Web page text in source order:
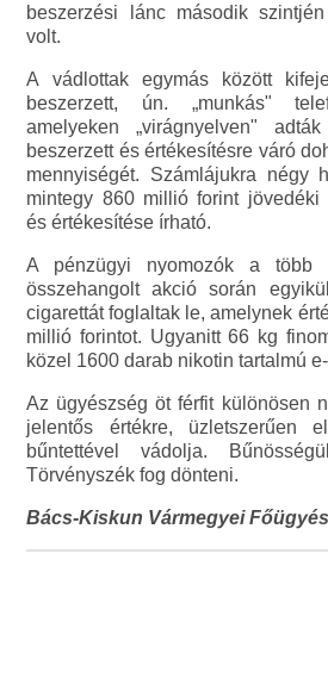
beszerzési lánc második
volt.
A vádlottak egymás között
beszerzett, ún. „munkás"
amelyeken „virágnyelven"
beszerzett és értékesítésre váró
mennyiségét. Számlájukra négy
mintegy 860 millió forint jövedéki
és értékesítése írható.
A pénzügyi nyomozók a több
összehangolt akció során
cigarettát foglaltak le, amelynek
millió forintot. Ugyanitt 66 kg
közel 1600 darab nikotin tartalmú
Az ügyészség öt férfit különösen
jelentős értékre, üzletszerűen
bűntettével vádolja.
Törvényszék fog dönteni.
Bács-Kiskun Vármegyei